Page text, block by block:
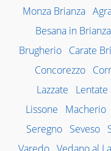
Monza Brianza
Besana in Brianza
Brugherio Carate
Concorezzo
Lazzate
Lentate
Lissone
Macherio
Seregno Seveso